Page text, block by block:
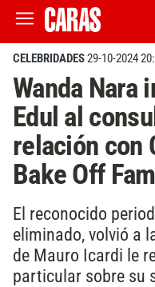
CELEBRIDADES29-10-2024
Wanda Nara
Edul al
relación con
Bake Off
El reconocido
eliminado, volvió a
de Mauro Icardi le
particular sobre su